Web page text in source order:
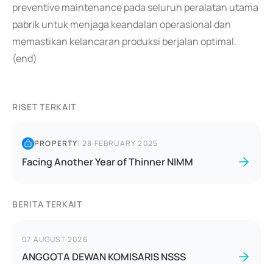
preventive maintenance pada seluruh peralatan utama
pabrik untuk menjaga keandalan operasional dan
memastikan kelancaran produksi berjalan optimal.
(end)
RISET TERKAIT
PROPERTY|28 FEBRUARY 2025
Facing Another Year of Thinner NIMM
BERITA TERKAIT
07 AUGUST 2026
ANGGOTA DEWAN KOMISARIS NSSS